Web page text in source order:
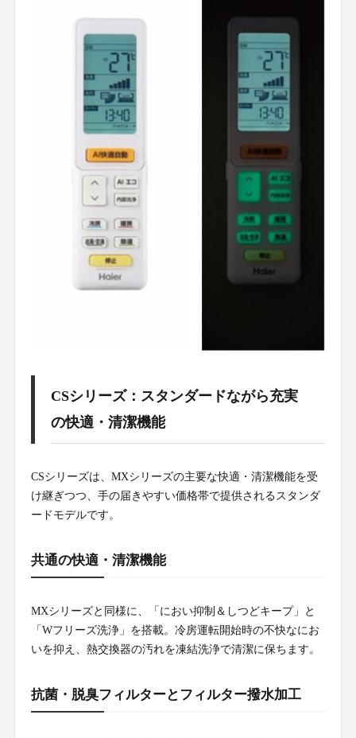
CSシリーズ：スタンダードながら充実
の快適・清潔機能
CSシリーズは、MXシリーズの主要な快適・清潔機能を受
け継ぎつつ、手の届きやすい価格帯で提供されるスタンダ
ードモデルです。
共通の快適・清潔機能
MXシリーズと同様に、「におい抑制＆しつどキープ」と
「Wフリーズ洗浄」を搭載。冷房運転開始時の不快なにお
いを抑え、熱交換器の汚れを凍結洗浄で清潔に保ちます。
抗菌・脱臭フィルターとフィルター撥水加工